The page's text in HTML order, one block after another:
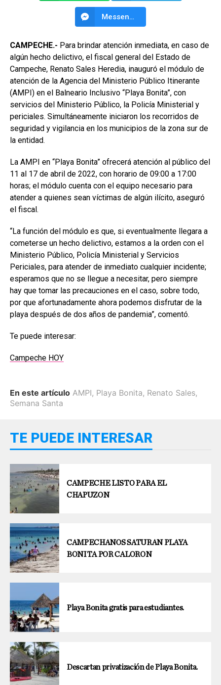
Messenger
CAMPECHE.- Para brindar atención inmediata, en caso de
algún hecho delictivo, el fiscal general del Estado de
Campeche, Renato Sales Heredia, inauguró el módulo de
atención de la Agencia del Ministerio Público Itinerante
(AMPI) en el Balneario Inclusivo “Playa Bonita”, con
servicios del Ministerio Público, la Policía Ministerial y
periciales. Simultáneamente iniciaron los recorridos de
seguridad y vigilancia en los municipios de la zona sur de
la entidad.
La AMPI en “Playa Bonita” ofrecerá atención al público del
11 al 17 de abril de 2022, con horario de 09:00 a 17:00
horas; el módulo cuenta con el equipo necesario para
atender a quienes sean víctimas de algún ilícito, aseguró
el fiscal.
“La función del módulo es que, si eventualmente llegara a
cometerse un hecho delictivo, estamos a la orden con el
Ministerio Público, Policía Ministerial y Servicios
Periciales, para atender de inmediato cualquier incidente;
esperamos que no se llegue a necesitar, pero siempre
hay que tomar las precauciones en el caso, sobre todo,
por que afortunadamente ahora podemos disfrutar de la
playa después de dos años de pandemia”, comentó.
Te puede interesar:
Campeche HOY
En este artículo AMPI, Playa Bonita, Renato Sales,
Semana Santa
TE PUEDE INTERESAR
CAMPECHE LISTO PARA EL
CHAPUZON
CAMPECHANOS SATURAN PLAYA
BONITA POR CALORON
Playa Bonita gratis para estudiantes.
Descartan privatización de Playa Bonita.